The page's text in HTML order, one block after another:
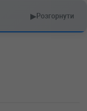
▶Розгорнути